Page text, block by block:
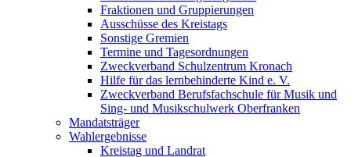
Fraktionen und Gruppierungen
Ausschüsse des Kreistags
Sonstige Gremien
Termine und Tagesordnungen
Zweckverband Schulzentrum Kronach
Hilfe für das lernbehinderte Kind e. V.
Zweckverband Berufsfachschule für Musik und
Sing- und Musikschulwerk Oberfranken
Mandatsträger
Wahlergebnisse
Kreistag und Landrat